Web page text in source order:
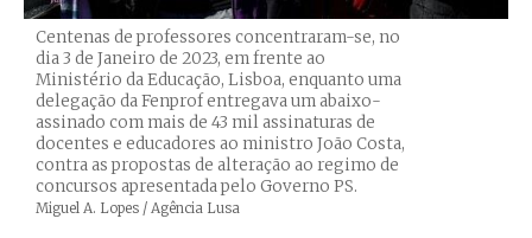
Centenas de professores concentraram-se, no
dia 3 de Janeiro de 2023, em frente ao
Ministério da Educação, Lisboa, enquanto uma
delegação da Fenprof entregava um abaixo-
assinado com mais de 43 mil assinaturas de
docentes e educadores ao ministro João Costa,
contra as propostas de alteração ao regimo de
concursos apresentada pelo Governo PS.
Créditos
Miguel A. Lopes / Agência Lusa